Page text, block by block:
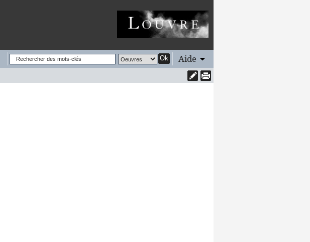
Ok Aide